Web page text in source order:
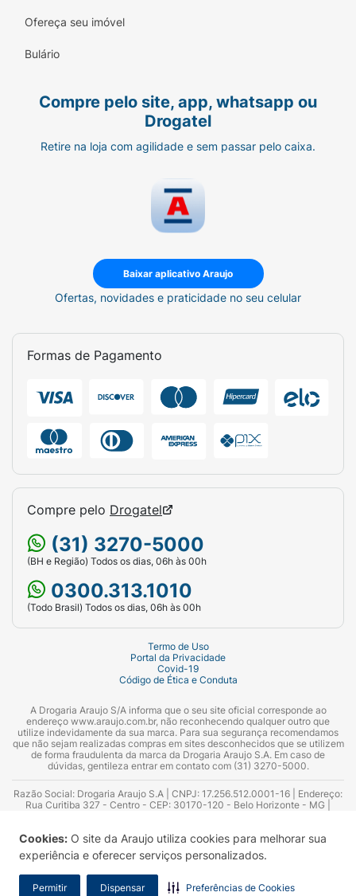
Cookies: O site da Araujo utiliza cookies para melhorar sua
experiência e oferecer serviços personalizados.
Permitir Dispensar Preferências de Cookies
Ofereça seu imóvel
Bulário
Compre pelo site, app, whatsapp ou
Drogatel
Retire na loja com agilidade e sem passar pelo caixa.
Baixar aplicativo Araujo
Ofertas, novidades e praticidade no seu celular
Formas de Pagamento
Compre pelo Drogatel
(31) 3270-5000
(BH e Região) Todos os dias, 06h às 00h
0300.313.1010
(Todo Brasil) Todos os dias, 06h às 00h
Termo de Uso
Portal da Privacidade
Covid-19
Código de Ética e Conduta
A Drogaria Araujo S/A informa que o seu site oficial corresponde ao
endereço www.araujo.com.br, não reconhecendo qualquer outro que
utilize indevidamente da sua marca. Para sua segurança recomendamos
que não sejam realizadas compras em sites desconhecidos que se utilizem
de forma fraudulenta da marca da Drogaria Araujo S.A. Em caso de
dúvidas, gentileza entrar em contato com (31) 3270-5000.
Razão Social: Drogaria Araujo S.A | CNPJ: 17.256.512.0001-16 | Endereço:
Rua Curitiba 327 - Centro - CEP: 30170-120 - Belo Horizonte - MG |
Azevedo Guimarães – CRF 10.965 | Yasmin Silva Alvarenga – CRF 52.584 -
Consultor substituto: Thiago Aguiar Pinheiro - CRF Nº 13.748. Alvará
Sanitário: 2025020713 | Autorização de Funcionamento da Empresa (AFE):